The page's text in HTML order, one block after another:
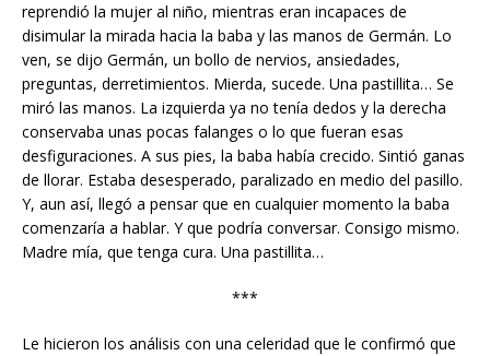
reprendió la mujer al niño, mientras eran incapaces de
disimular la mirada hacia la baba y las manos de Germán. Lo
ven, se dijo Germán, un bollo de nervios, ansiedades,
preguntas, derretimientos. Mierda, sucede. Una pastillita… Se
miró las manos. La izquierda ya no tenía dedos y la derecha
conservaba unas pocas falanges o lo que fueran esas
desfiguraciones. A sus pies, la baba había crecido. Sintió ganas
de llorar. Estaba desesperado, paralizado en medio del pasillo.
Y, aun así, llegó a pensar que en cualquier momento la baba
comenzaría a hablar. Y que podría conversar. Consigo mismo.
Madre mía, que tenga cura. Una pastillita…
***
Le hicieron los análisis con una celeridad que le confirmó que